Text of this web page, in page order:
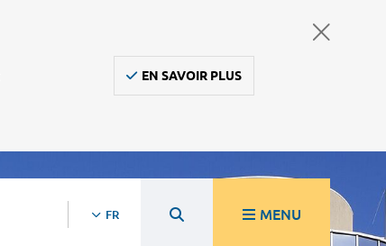
EN SAVOIR PLUS
FR MENU